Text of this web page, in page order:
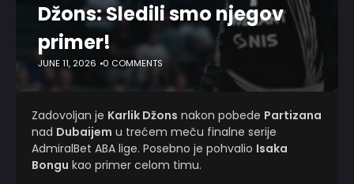
Džons: Sledili smo njegov
primer!
JUNE 11, 2026 0 COMMENTS
Zadovoljan je Karlik Džons nakon pobede Partizana
nad Dubaijem u trećem meču finalne serije
AdmiralBet ABA lige. Posebno je pohvalio Isaka
Bongu kao primer celom timu.